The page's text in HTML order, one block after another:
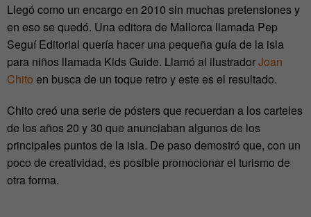
Llegó como un encargo en 2010 sin muchas pretensiones y
en eso se quedó. Una editora de Mallorca llamada Pep
Seguí Editorial quería hacer una pequeña guía de la isla
para niños llamada Kids Guide. Llamó al ilustradorJoan
Chito en busca de un toque retro y este es el resultado.
Chito creó una serie de pósters que recuerdan a los carteles
de los años 20 y 30 que anunciaban algunos de los
principales puntos de la isla. De paso demostró que, con un
poco de creatividad, es posible promocionar el turismo de
otra forma.